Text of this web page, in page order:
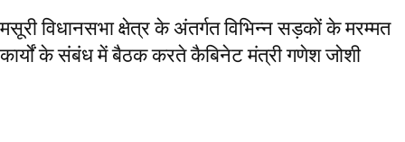
मसूरी विधानसभा क्षेत्र के अंतर्गत विभिन्न सड़कों के मरम्मत
कार्यों के संबंध में बैठक करते कैबिनेट मंत्री गणेश जोशी